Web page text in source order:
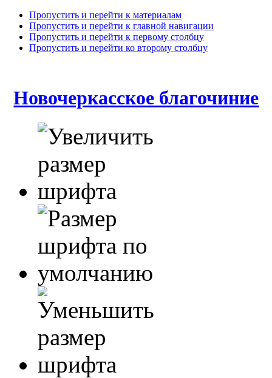
Пропустить и перейти к материалам
Пропустить и перейти к главной навигации
Пропустить и перейти к первому столбцу
Пропустить и перейти ко второму столбцу
Новочеркасское благочиние